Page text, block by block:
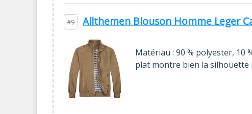
#9 Allthemen Blouson Homme Leger
Matériau : 90 % polyester, 10
plat montre bien la silhouette